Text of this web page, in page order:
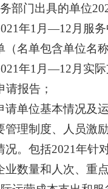
部门出具的单位
年1月—12月服
（名单包含单位名
年1月—12月实
请报告；
单位基本情况及
管理制度、人员激
。包括2021年针
业数量和人次、重